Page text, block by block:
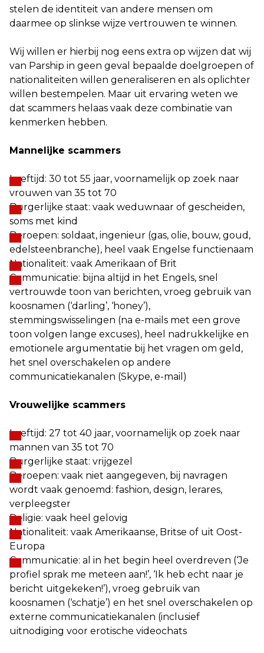
stelen de identiteit van andere mensen om
daarmee op slinkse wijze vertrouwen te winnen.
Wij willen er hierbij nog eens extra op wijzen dat wij
van Parship in geen geval bepaalde doelgroepen of
nationaliteiten willen generaliseren en als oplichter
willen bestempelen. Maar uit ervaring weten we
dat scammers helaas vaak deze combinatie van
kenmerken hebben.
Mannelijke scammers
Leeftijd: 30 tot 55 jaar, voornamelijk op zoek naar
vrouwen van 35 tot 70
Burgerlijke staat: vaak weduwnaar of gescheiden,
soms met kind
Beroepen: soldaat, ingenieur (gas, olie, bouw, goud,
edelsteenbranche), heel vaak Engelse functienaam
Nationaliteit: vaak Amerikaan of Brit
Communicatie: bijna altijd in het Engels, snel
vertrouwde toon van berichten, vroeg gebruik van
koosnamen (‘darling’, ‘honey’),
stemmingswisselingen (na e-mails met een grove
toon volgen lange excuses), heel nadrukkelijke en
emotionele argumentatie bij het vragen om geld,
het snel overschakelen op andere
communicatiekanalen (Skype, e-mail)
Vrouwelijke scammers
Leeftijd: 27 tot 40 jaar, voornamelijk op zoek naar
mannen van 35 tot 70
Burgerlijke staat: vrijgezel
Beroepen: vaak niet aangegeven, bij navragen
wordt vaak genoemd: fashion, design, lerares,
verpleegster
Religie: vaak heel gelovig
Nationaliteit: vaak Amerikaanse, Britse of uit Oost-
Europa
Communicatie: al in het begin heel overdreven (‘Je
profiel sprak me meteen aan!’, ‘Ik heb echt naar je
bericht uitgekeken!’), vroeg gebruik van
koosnamen (‘schatje’) en het snel overschakelen op
externe communicatiekanalen (inclusief
uitnodiging voor erotische videochats